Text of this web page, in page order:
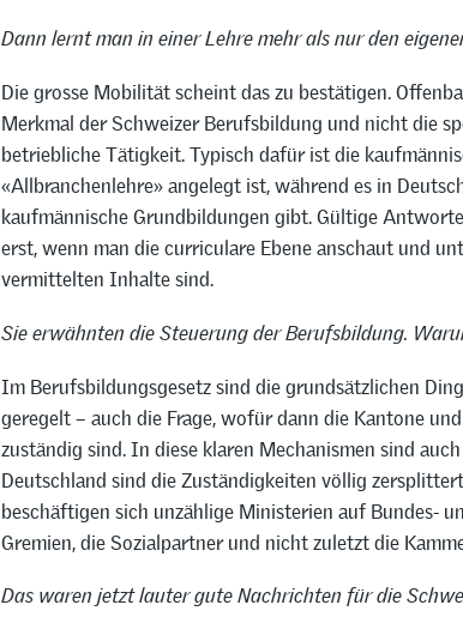
Dann lernt man in einer Lehre mehr als nur den
Die grosse Mobilität scheint das zu bestätigen.
Merkmal der Schweizer Berufsbildung und nicht die
betriebliche Tätigkeit. Typisch dafür ist die
«Allbranchenlehre» angelegt ist, während es in
kaufmännische Grundbildungen gibt. Gültige
erst, wenn man die curriculare Ebene anschaut und
vermittelten Inhalte sind.
Sie erwähnten die Steuerung der Berufsbildung.
Im Berufsbildungsgesetz sind die grundsätzlichen
geregelt – auch die Frage, wofür dann die Kantone
zuständig sind. In diese klaren Mechanismen sind
Deutschland sind die Zuständigkeiten völlig
beschäftigen sich unzählige Ministerien auf Bundes-
Gremien, die Sozialpartner und nicht zuletzt die
Das waren jetzt lauter gute Nachrichten für die